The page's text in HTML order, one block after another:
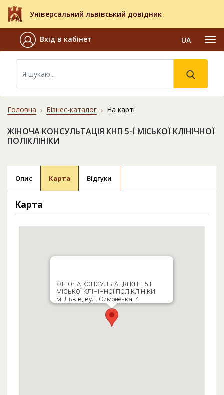
Універсальний львівський довідник
Вхід в кабінет UA
Головна Бізнес-каталог На карті
ЖІНОЧА КОНСУЛЬТАЦІЯ КНП 5-Ї МІСЬКОЇ КЛІНІЧНОЇ
ПОЛІКЛІНІКИ
Опис Карта Відгуки
Карта
ЖІНОЧА КОНСУЛЬТАЦІЯ КНП 5-Ї
МІСЬКОЇ КЛІНІЧНОЇ ПОЛІКЛІНІКИ
м. Львів, вул. Симоненка, 4